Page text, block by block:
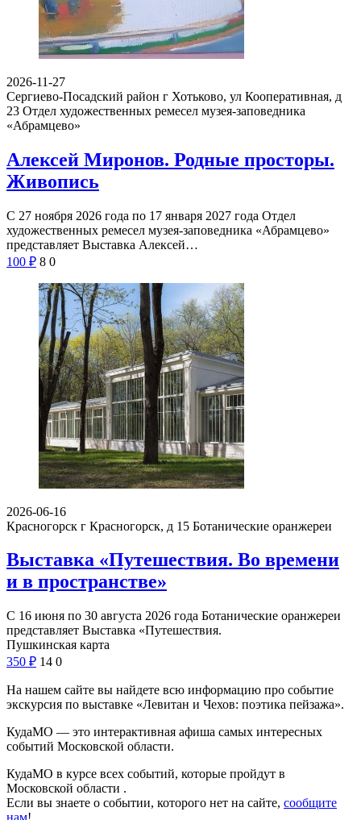
2026-11-27
Сергиево-Посадский район г Хотьково, ул Кооперативная, д
23 Отдел художественных ремесел музея-заповедника
«Абрамцево»
Алексей Миронов. Родные просторы.
Живопись
С 27 ноября 2026 года по 17 января 2027 года Отдел
художественных ремесел музея-заповедника «Абрамцево»
представляет Выставка Алексей…
100 ₽ 8 0
2026-06-16
Красногорск г Красногорск, д 15 Ботанические оранжереи
Выставка «Путешествия. Во времени
и в пространстве»
С 16 июня по 30 августа 2026 года Ботанические оранжереи
представляет Выставка «Путешествия.
Пушкинская карта
350 ₽ 14 0
На нашем сайте вы найдете всю информацию про событие
экскурсия по выставке «Левитан и Чехов: поэтика пейзажа».
КудаМО — это интерактивная афиша самых интересных
событий Московской области.
КудаМО в курсе всех событий, которые пройдут в
Московской области .
Если вы знаете о событии, которого нет на сайте, сообщите